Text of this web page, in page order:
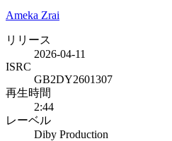
Ameka Zrai
リリース
2026-04-11
ISRC
GB2DY2601307
再生時間
2:44
レーベル
Diby Production